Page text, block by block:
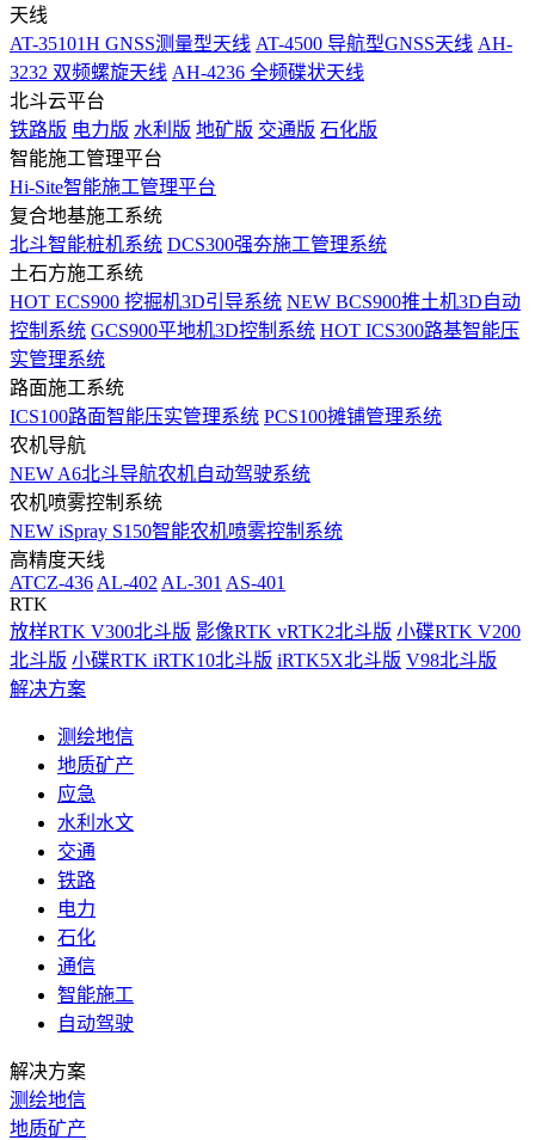
天线
AT-35101H GNSS测量型天线 AT-4500 导航型GNSS天线 AH-
3232 双频螺旋天线 AH-4236 全频碟状天线
北斗云平台
铁路版 电力版 水利版 地矿版 交通版 石化版
智能施工管理平台
Hi-Site智能施工管理平台
复合地基施工系统
北斗智能桩机系统 DCS300强夯施工管理系统
土石方施工系统
HOT ECS900 挖掘机3D引导系统 NEW BCS900推土机3D自动
控制系统 GCS900平地机3D控制系统 HOT ICS300路基智能压
实管理系统
路面施工系统
ICS100路面智能压实管理系统 PCS100摊铺管理系统
农机导航
NEW A6北斗导航农机自动驾驶系统
农机喷雾控制系统
NEW iSpray S150智能农机喷雾控制系统
高精度天线
ATCZ-436 AL-402 AL-301 AS-401
RTK
放样RTK V300北斗版 影像RTK vRTK2北斗版 小碟RTK V200
北斗版 小碟RTK iRTK10北斗版 iRTK5X北斗版 V98北斗版
解决方案
测绘地信
地质矿产
应急
水利水文
交通
铁路
电力
石化
通信
智能施工
自动驾驶
解决方案
测绘地信
地质矿产